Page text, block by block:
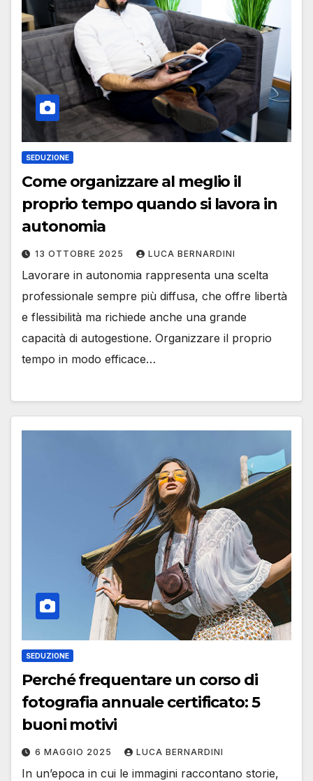
SEDUZIONE
Come organizzare al meglio il
proprio tempo quando si lavora in
autonomia
13 OTTOBRE 2025 LUCA BERNARDINI
Lavorare in autonomia rappresenta una scelta
professionale sempre più diffusa, che offre libertà
e flessibilità ma richiede anche una grande
capacità di autogestione. Organizzare il proprio
tempo in modo efficace…
SEDUZIONE
Perché frequentare un corso di
fotografia annuale certificato: 5
buoni motivi
6 MAGGIO 2025 LUCA BERNARDINI
In un’epoca in cui le immagini raccontano storie,